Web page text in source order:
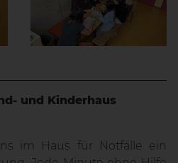
und Kinderhaus
im Haus für Notfälle ein